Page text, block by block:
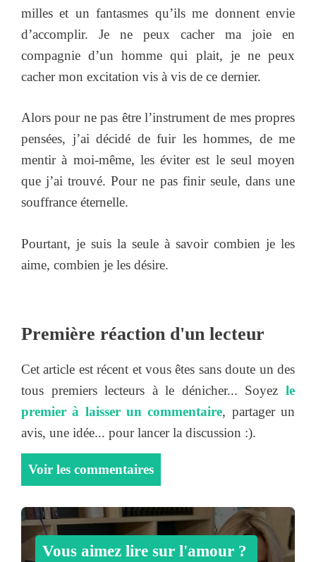
milles et un fantasmes qu’ils me donnent envie
d’accomplir. Je ne peux cacher ma joie en
compagnie d’un homme qui plait, je ne peux
cacher mon excitation vis à vis de ce dernier.
Alors pour ne pas être l’instrument de mes propres
pensées, j’ai décidé de fuir les hommes, de me
mentir à moi-même, les éviter est le seul moyen
que j’ai trouvé. Pour ne pas finir seule, dans une
souffrance éternelle.
Pourtant, je suis la seule à savoir combien je les
aime, combien je les désire.
Première réaction d'un lecteur
Cet article est récent et vous êtes sans doute un des
tous premiers lecteurs à le dénicher... Soyez le
premier à laisser un commentaire, partager un
avis, une idée... pour lancer la discussion :).
Voir les commentaires
Vous aimez lire sur l'amour ?